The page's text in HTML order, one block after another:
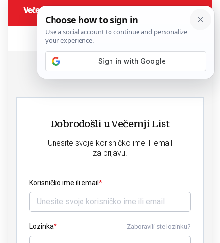
Dobrodošli u Večernji List
Unesite svoje korisničko ime ili email
za prijavu.
Korisničko ime ili email
Lozinka Zaboravili ste lozinku?